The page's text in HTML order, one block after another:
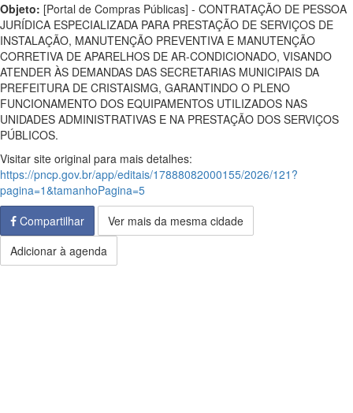
Objeto: [Portal de Compras Públicas] - CONTRATAÇÃO DE PESSOA
JURÍDICA ESPECIALIZADA PARA PRESTAÇÃO DE SERVIÇOS DE
INSTALAÇÃO, MANUTENÇÃO PREVENTIVA E MANUTENÇÃO
CORRETIVA DE APARELHOS DE AR-CONDICIONADO, VISANDO
ATENDER ÀS DEMANDAS DAS SECRETARIAS MUNICIPAIS DA
PREFEITURA DE CRISTAISMG, GARANTINDO O PLENO
FUNCIONAMENTO DOS EQUIPAMENTOS UTILIZADOS NAS
UNIDADES ADMINISTRATIVAS E NA PRESTAÇÃO DOS SERVIÇOS
PÚBLICOS.
Visitar site original para mais detalhes:
https://pncp.gov.br/app/editais/17888082000155/2026/121?
pagina=1&tamanhoPagina=5
Compartilhar
Ver mais da mesma cidade
Adicionar à agenda